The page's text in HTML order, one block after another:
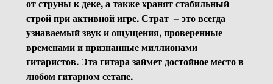
от струны к деке, а также хранят стабильный
строй при активной игре. Страт – это всегда
узнаваемый звук и ощущения, проверенные
временами и признанные миллионами
гитаристов. Эта гитара займет достойное место в
любом гитарном сетапе.